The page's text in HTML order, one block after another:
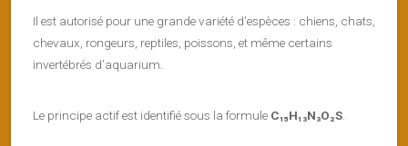
Il est autorisé pour une grande variété d’espèces : chiens, chats,
chevaux, rongeurs, reptiles, poissons, et même certains
invertébrés d’aquarium.
Le principe actif est identifié sous la formule C₁₅H₁₃N₃O₂S